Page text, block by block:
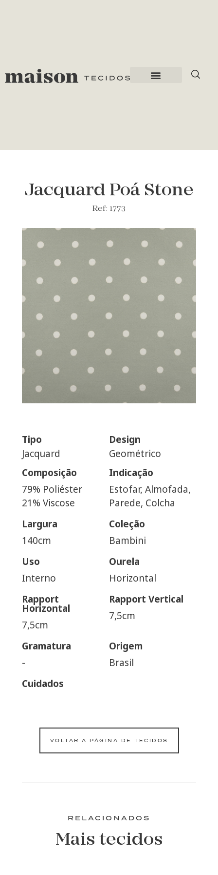
Jacquard Poá Stone
Ref: 1773
Tipo
Jacquard
Design
Geométrico
Composição
79% Poliéster
21% Viscose
Indicação
Estofar, Almofada,
Parede, Colcha
Largura
140cm
Coleção
Bambini
Uso
Interno
Ourela
Horizontal
Rapport
Horizontal
7,5cm
Rapport Vertical
7,5cm
Gramatura
-
Origem
Brasil
Cuidados
VOLTAR A PÁGINA DE TECIDOS
RELACIONADOS
Mais tecidos